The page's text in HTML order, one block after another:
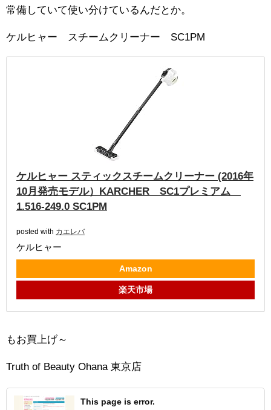
常備していて使い分けているんだとか。
ケルヒャー スチームクリーナー SC1PM
ケルヒャー スティックスチームクリーナー (2016年
10月発売モデル）KARCHER SC1プレミアム
1.516-249.0 SC1PM
posted with カエレバ
ケルヒャー
Amazon
楽天市場
もお買上げ～
Truth of Beauty Ohana 東京店
This page is error.